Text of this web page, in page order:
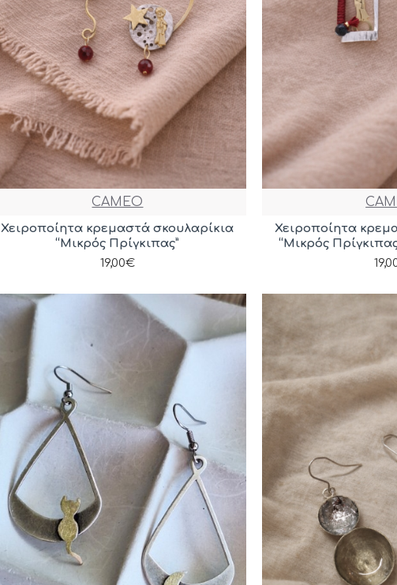
CAMEO
Χειροποίητα κρεμαστά σκουλαρίκια
“Μικρός Πρίγκιπας”
19,00€
Χειροποίητα
“Μικρός